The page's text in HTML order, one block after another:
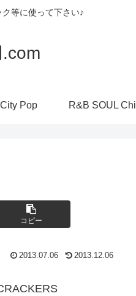
等に使って下さい♪
Pop R&B SOUL Chil
コピー
2013.07.06 2013.12.06
CRACKERS